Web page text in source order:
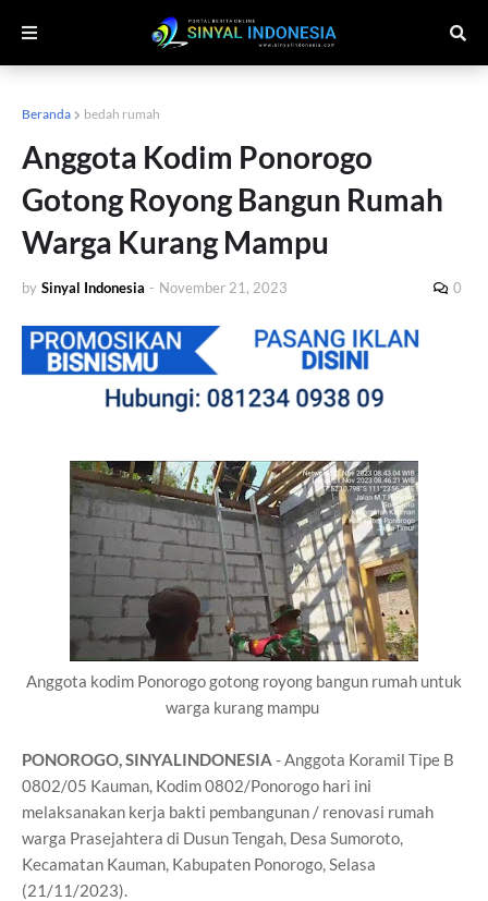
Beranda bedah rumah
Anggota Kodim Ponorogo
Gotong Royong Bangun Rumah
Warga Kurang Mampu
by Sinyal Indonesia - November 21, 2023 0
Anggota kodim Ponorogo gotong royong bangun rumah untuk
warga kurang mampu
PONOROGO, SINYALINDONESIA - Anggota Koramil Tipe B
0802/05 Kauman, Kodim 0802/Ponorogo hari ini
melaksanakan kerja bakti pembangunan / renovasi rumah
warga Prasejahtera di Dusun Tengah, Desa Sumoroto,
Kecamatan Kauman, Kabupaten Ponorogo, Selasa
(21/11/2023).